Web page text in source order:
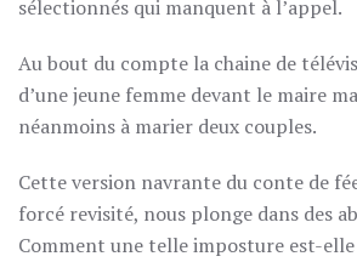
sélectionnés qui manquent à l’appel.
Au bout du compte la chaine de
d’une jeune femme devant le maire
néanmoins à marier deux couples.
Cette version navrante du conte de
forcé revisité, nous plonge dans des
Comment une telle imposture est-